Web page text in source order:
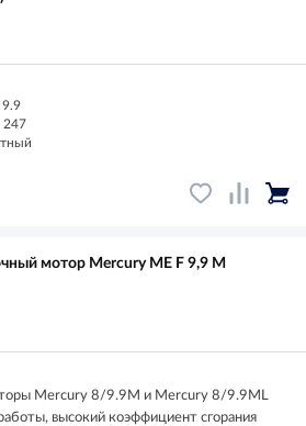
9.9
247
мотор Mercury ME F 9,9 M
Mercury 8/9.9M и Mercury 8/9.9ML
высокий коэффициент сгорания